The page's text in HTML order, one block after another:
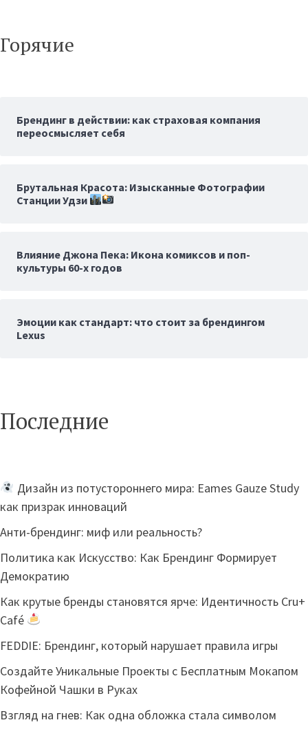
Горячие
Брендинг в действии: как страховая компания
переосмысляет себя
Брутальная Красота: Изысканные Фотографии
Станции Удзи
Влияние Джона Пека: Икона комиксов и поп-
культуры 60-х годов
Эмоции как стандарт: что стоит за брендингом
Lexus
Последние
Дизайн из потустороннего мира: Eames Gauze Study
как призрак инноваций
Анти-брендинг: миф или реальность?
Политика как Искусство: Как Брендинг Формирует
Демократию
Как крутые бренды становятся ярче: Идентичность Cru+
Café
FEDDIE: Брендинг, который нарушает правила игры
Создайте Уникальные Проекты с Бесплатным Мокапом
Кофейной Чашки в Руках
Взгляд на гнев: Как одна обложка стала символом